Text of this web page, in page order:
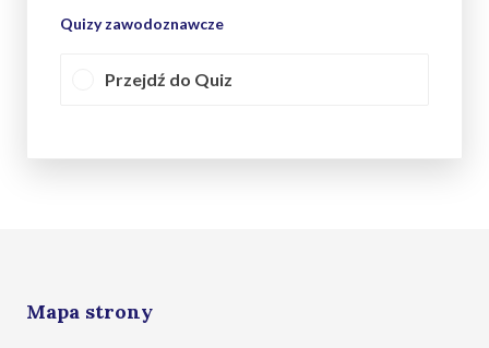
Quizy zawodoznawcze
Przejdź do Quiz
Mapa strony